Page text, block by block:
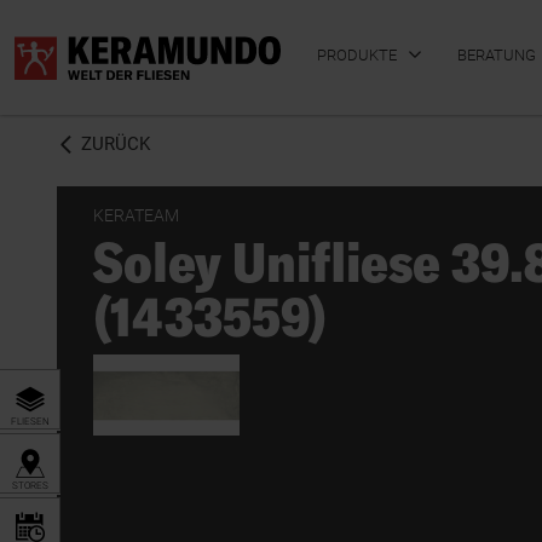
PRODUKTE
BADFLIESEN KÜCHENFLIESEN
BERATUNG
ZURÜCK
KERATEAM
Soley Unifliese
(1433559)
FLIESEN
STORES